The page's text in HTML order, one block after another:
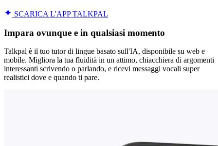
SCARICA L'APP TALKPAL
Impara ovunque e in qualsiasi momento
Talkpal è il tuo tutor di lingue basato sull'IA, disponibile su web e
mobile. Migliora la tua fluidità in un attimo, chiacchiera di argomenti
interessanti scrivendo o parlando, e ricevi messaggi vocali super
realistici dove e quando ti pare.